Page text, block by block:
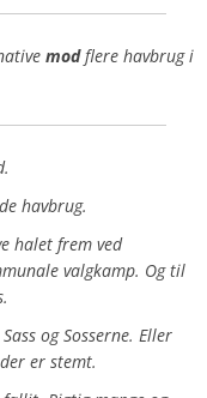
modflere havbrug i
havbrug.
halet frem ved
valgkamp. Og til
og Sosserne. Eller
er stemt.